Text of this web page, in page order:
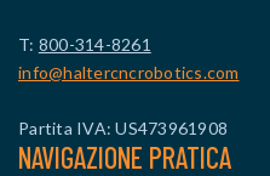
T: 800-314-8261
info@haltercncrobotics.com
Partita IVA: US473961908
NAVIGAZIONE PRATICA